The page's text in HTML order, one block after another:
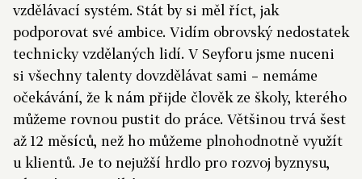
vzdělávací systém. Stát by si měl říct, jak
podporovat své ambice. Vidím obrovský nedostatek
technicky vzdělaných lidí. V Seyforu jsme nuceni
si všechny talenty dovzdělávat sami – nemáme
očekávání, že k nám přijde člověk ze školy, kterého
můžeme rovnou pustit do práce. Většinou trvá šest
až 12 měsíců, než ho můžeme plnohodnotně využít
u klientů. Je to nejužší hrdlo pro rozvoj byznysu,